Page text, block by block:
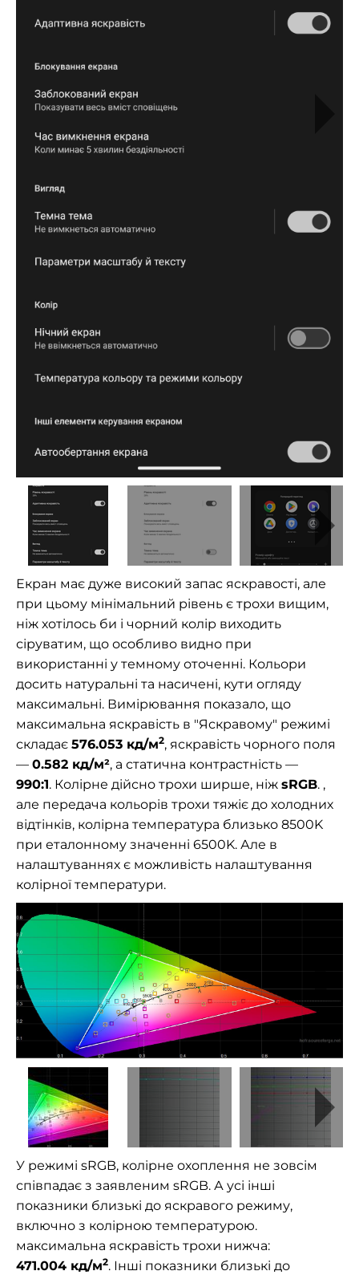
Екран має дуже високий запас яскравості, але
при цьому мінімальний рівень є трохи вищим,
ніж хотілось би і чорний колір виходить
сіруватим, що особливо видно при
використанні у темному оточенні. Кольори
досить натуральні та насичені, кути огляду
максимальні. Вимірювання показало, що
максимальна яскравість в "Яскравому" режимі
складає 576.053 кд/м2, яскравість чорного поля
— 0.582 кд/м², а статична контрастність —
990:1. Колірне дійсно трохи ширше, ніж sRGB. ,
але передача кольорів трохи тяжіє до холодних
відтінків, колірна температура близько 8500K
при еталонному значенні 6500K. Але в
налаштуваннях є можливість налаштування
колірної температури.
У режимі sRGB, колірне охоплення не зовсім
співпадає з заявленим sRGB. А усі інші
показники близькі до яскравого режиму,
включно з колірною температурою.
максимальна яскравість трохи нижча:
471.004 кд/м2. Інші показники близькі до